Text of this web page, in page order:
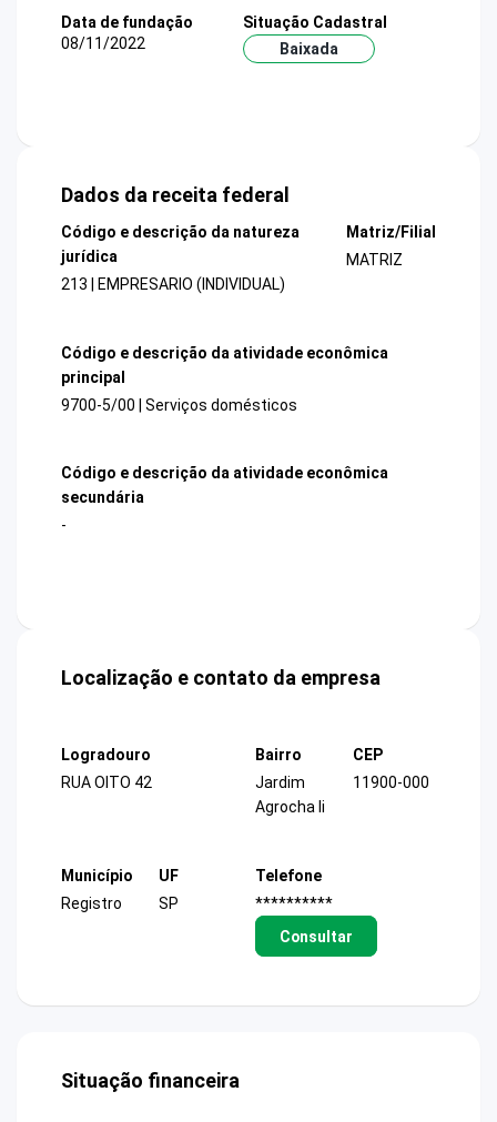
Data de fundação
08/11/2022
Situação Cadastral
Baixada
Dados da receita federal
Código e descrição da natureza
jurídica
213 | EMPRESARIO (INDIVIDUAL)
Matriz/Filial
MATRIZ
Código e descrição da atividade econômica
principal
9700-5/00 | Serviços domésticos
Código e descrição da atividade econômica
secundária
-
Localização e contato da empresa
Logradouro
RUA OITO 42
Bairro
Jardim
Agrocha Ii
CEP
11900-000
Município
Registro
UF
SP
Telefone
**********
Consultar
Situação financeira